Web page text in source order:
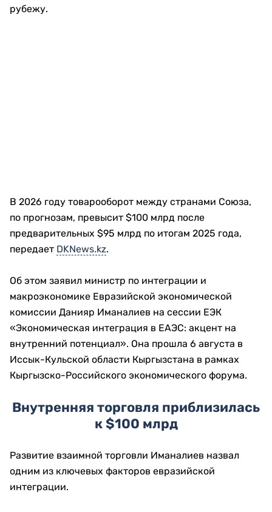
рубежу.
В 2026 году товарооборот между странами Союза,
по прогнозам, превысит $100 млрд после
предварительных $95 млрд по итогам 2025 года,
передает DKNews.kz.
Об этом заявил министр по интеграции и
макроэкономике Евразийской экономической
комиссии Данияр Иманалиев на сессии ЕЭК
«Экономическая интеграция в ЕАЭС: акцент на
внутренний потенциал». Она прошла 6 августа в
Иссык-Кульской области Кыргызстана в рамках
Кыргызско-Российского экономического форума.
Внутренняя торговля приблизилась
к $100 млрд
Развитие взаимной торговли Иманалиев назвал
одним из ключевых факторов евразийской
интеграции.